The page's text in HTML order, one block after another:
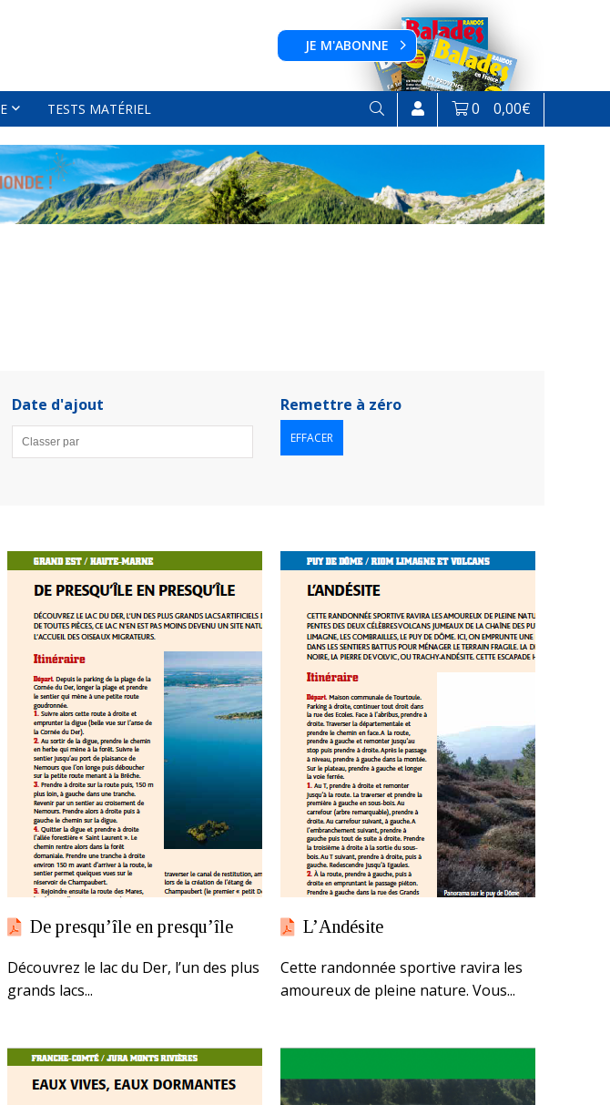
JE M'ABONNE
TESTS MATÉRIEL 0 0,00€
Date d'ajout Remettre à zéro
EFFACER
De presqu’île en presqu’île
Découvrez le lac du Der, l’un des plus
grands lacs...
L’Andésite
Cette randonnée sportive ravira les
amoureux de pleine nature. Vous...